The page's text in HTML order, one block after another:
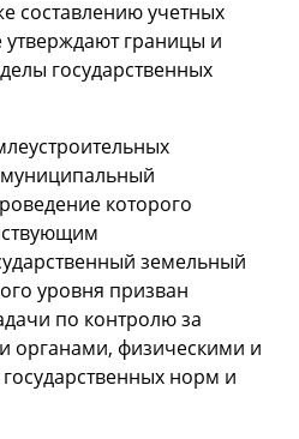
составлению учетных
границы и
государственных
которого
земельный
уровня призван
по контролю за
органами, физическими и
норм и